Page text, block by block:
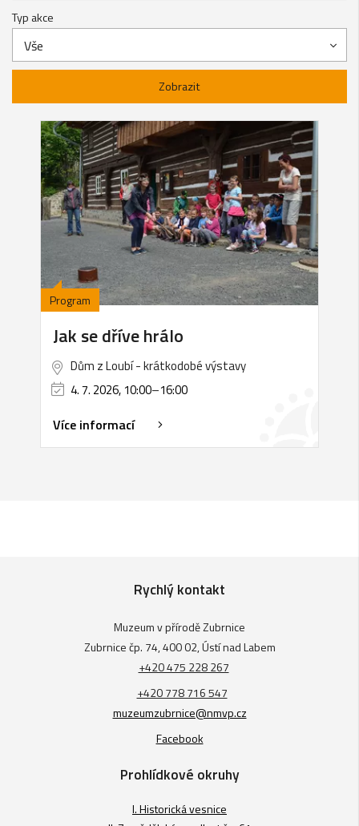
Typ akce
Vše
Zobrazit
Program
Jak se dříve hrálo
Dům z Loubí - krátkodobé výstavy
4. 7. 2026, 10:00–16:00
Více informací
Rychlý kontakt
Muzeum v přírodě Zubrnice
Zubrnice čp. 74, 400 02, Ústí nad Labem
+420 475 228 267
+420 778 716 547
muzeumzubrnice@nmvp.cz
Facebook
Prohlídkové okruhy
I. Historická vesnice